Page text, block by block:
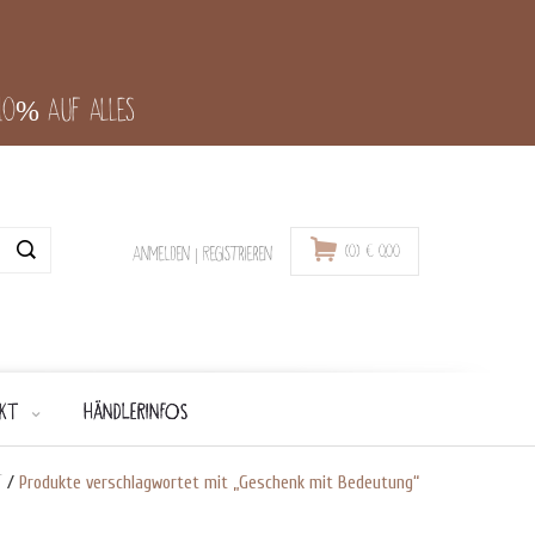
auf alles
Anmelden | Registrieren (0) € 0,00
HÄNDLERINFOS
/ Produkte verschlagwortet mit „Geschenk mit Bedeutung“